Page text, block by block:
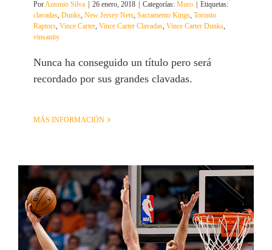
PorAntonio Silva 26 enero, 2018 Categorías: Muro
Etiquetas:
clavadas, Dunks, New Jersey Nets, Sacramento Kings, Toronto
Raptors, Vince Carter, Vince Carter Clavadas, Vince Carter Dunks,
vinsanity
Nunca ha conseguido un título pero será
recordado por sus grandes clavadas.
MÁS INFORMACIÓN